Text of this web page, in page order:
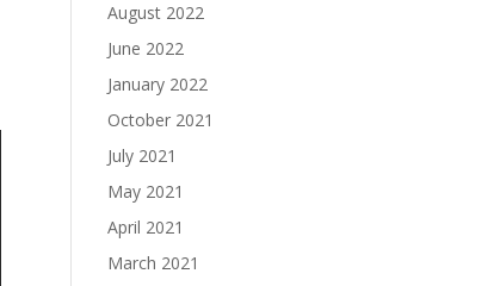
August 2022
June 2022
January 2022
October 2021
July 2021
May 2021
April 2021
March 2021